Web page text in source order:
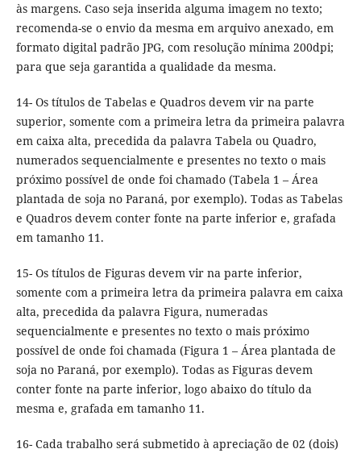
às margens. Caso seja inserida alguma imagem no texto;
recomenda-se o envio da mesma em arquivo anexado, em
formato digital padrão JPG, com resolução mínima 200dpi;
para que seja garantida a qualidade da mesma.
14- Os títulos de Tabelas e Quadros devem vir na parte
superior, somente com a primeira letra da primeira palavra
em caixa alta, precedida da palavra Tabela ou Quadro,
numerados sequencialmente e presentes no texto o mais
próximo possível de onde foi chamado (Tabela 1 – Área
plantada de soja no Paraná, por exemplo). Todas as Tabelas
e Quadros devem conter fonte na parte inferior e, grafada
em tamanho 11.
15- Os títulos de Figuras devem vir na parte inferior,
somente com a primeira letra da primeira palavra em caixa
alta, precedida da palavra Figura, numeradas
sequencialmente e presentes no texto o mais próximo
possível de onde foi chamada (Figura 1 – Área plantada de
soja no Paraná, por exemplo). Todas as Figuras devem
conter fonte na parte inferior, logo abaixo do título da
mesma e, grafada em tamanho 11.
16- Cada trabalho será submetido à apreciação de 02 (dois)